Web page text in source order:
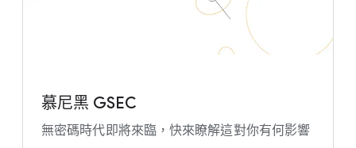
慕尼黑 GSEC
無​密碼時代​即將​來臨，​快來​瞭解​這​對​你​有​何​影響